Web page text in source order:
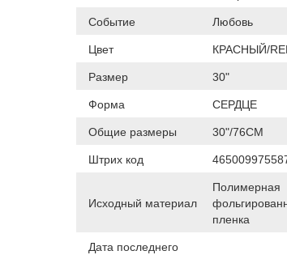
Событие Любовь
Цвет КРАСНЫЙ/
Размер 30"
Форма СЕРДЦЕ
Общие размеры 30"/76СМ
Штрих код
Исходный материал
Полимерная
пленка
Дата последнего